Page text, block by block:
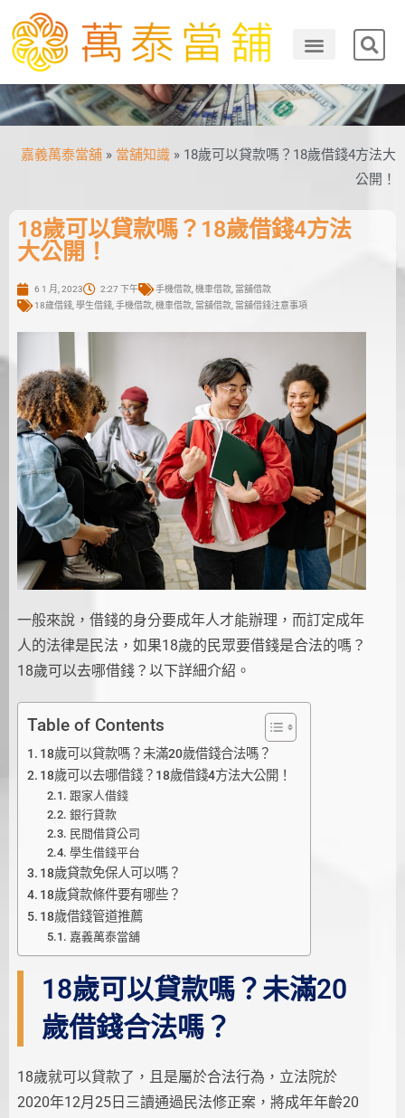
嘉義萬泰當舖 » 當舖知識 » 18歲可以貸款嗎？18歲借錢4方法大
公開！
18歲可以貸款嗎？18歲借錢4方法
大公開！
6 1 月, 2023 2:27 下午 手機借款, 機車借款, 當舖借款
18歲借錢, 學生借錢, 手機借款, 機車借款, 當舖借款, 當舖借錢注意事項
一般來說，借錢的身分要成年人才能辦理，而訂定成年
人的法律是民法，如果18歲的民眾要借錢是合法的嗎？
18歲可以去哪借錢？以下詳細介紹。
Table of Contents
18歲可以貸款嗎？未滿20歲借錢合法嗎？
18歲可以去哪借錢？18歲借錢4方法大公開！
跟家人借錢
銀行貸款
民間借貸公司
學生借錢平台
18歲貸款免保人可以嗎？
18歲貸款條件要有哪些？
18歲借錢管道推薦
嘉義萬泰當舖
18歲可以貸款嗎？未滿20
歲借錢合法嗎？
18歲就可以貸款了，且是屬於合法行為，立法院於
2020年12月25日三讀通過民法修正案，將成年年齡20